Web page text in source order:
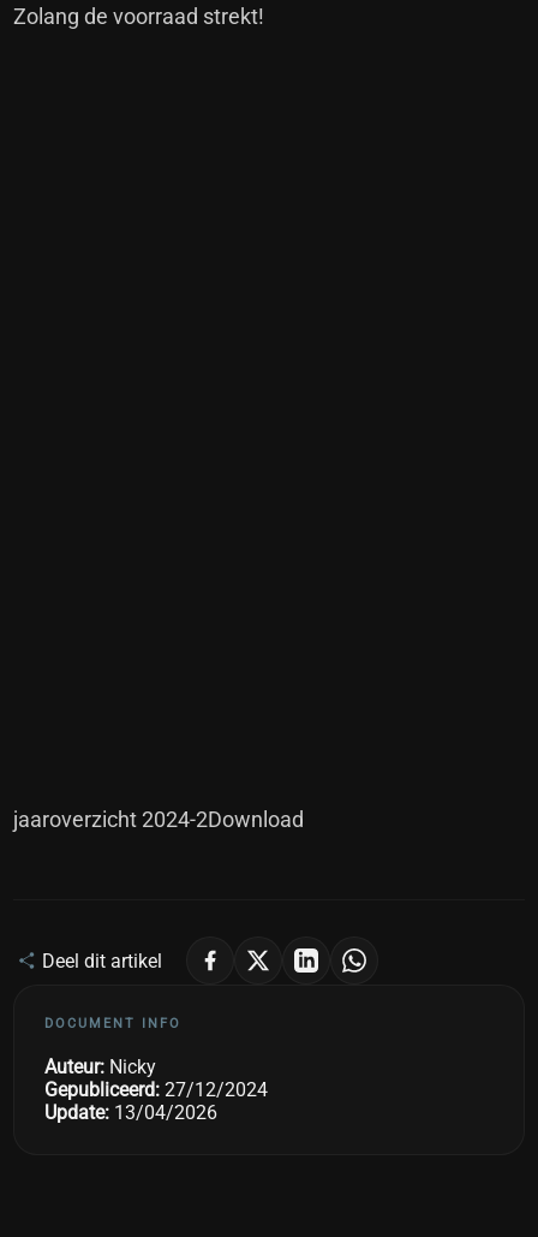
Zolang de voorraad strekt!
jaaroverzicht 2024-2Download
Deel dit artikel
DOCUMENT INFO
Auteur: Nicky
Gepubliceerd: 27/12/2024
Update: 13/04/2026